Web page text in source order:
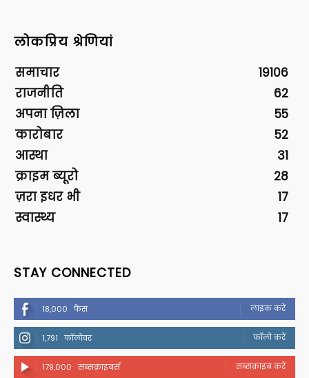
लोकप्रिय श्रेणियां
समाचार
19106
राजनीति
62
अपना ज़िला
55
कारोबार
52
आस्था
31
क्राइम ब्यूरो
28
ज़रा इधर भी
17
स्वास्थ्य
17
STAY CONNECTED
18,000 फैंस लाइक करें
1,791 फॉलोवर फॉलो करें
179,000 सब्सक्राइबर्स सब्सक्राइब करें